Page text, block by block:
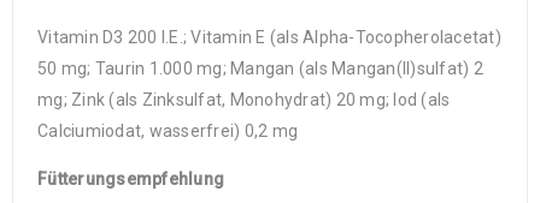
Vitamin D3 200 I.E.; Vitamin E (als Alpha-Tocopherolacetat)
50 mg; Taurin 1.000 mg; Mangan (als Mangan(II)sulfat) 2
mg; Zink (als Zinksulfat, Monohydrat) 20 mg; Iod (als
Calciumiodat, wasserfrei) 0,2 mg
Fütterungsempfehlung